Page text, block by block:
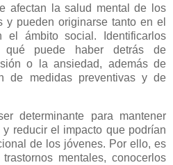
afectan la salud mental de los
y pueden originarse tanto en el
el ámbito social. Identificarlos
qué puede haber detrás de
o la ansiedad, además de
de medidas preventivas y de
determinante para mantener
reducir el impacto que podrían
de los jóvenes. Por ello, es
mentales, conocerlos